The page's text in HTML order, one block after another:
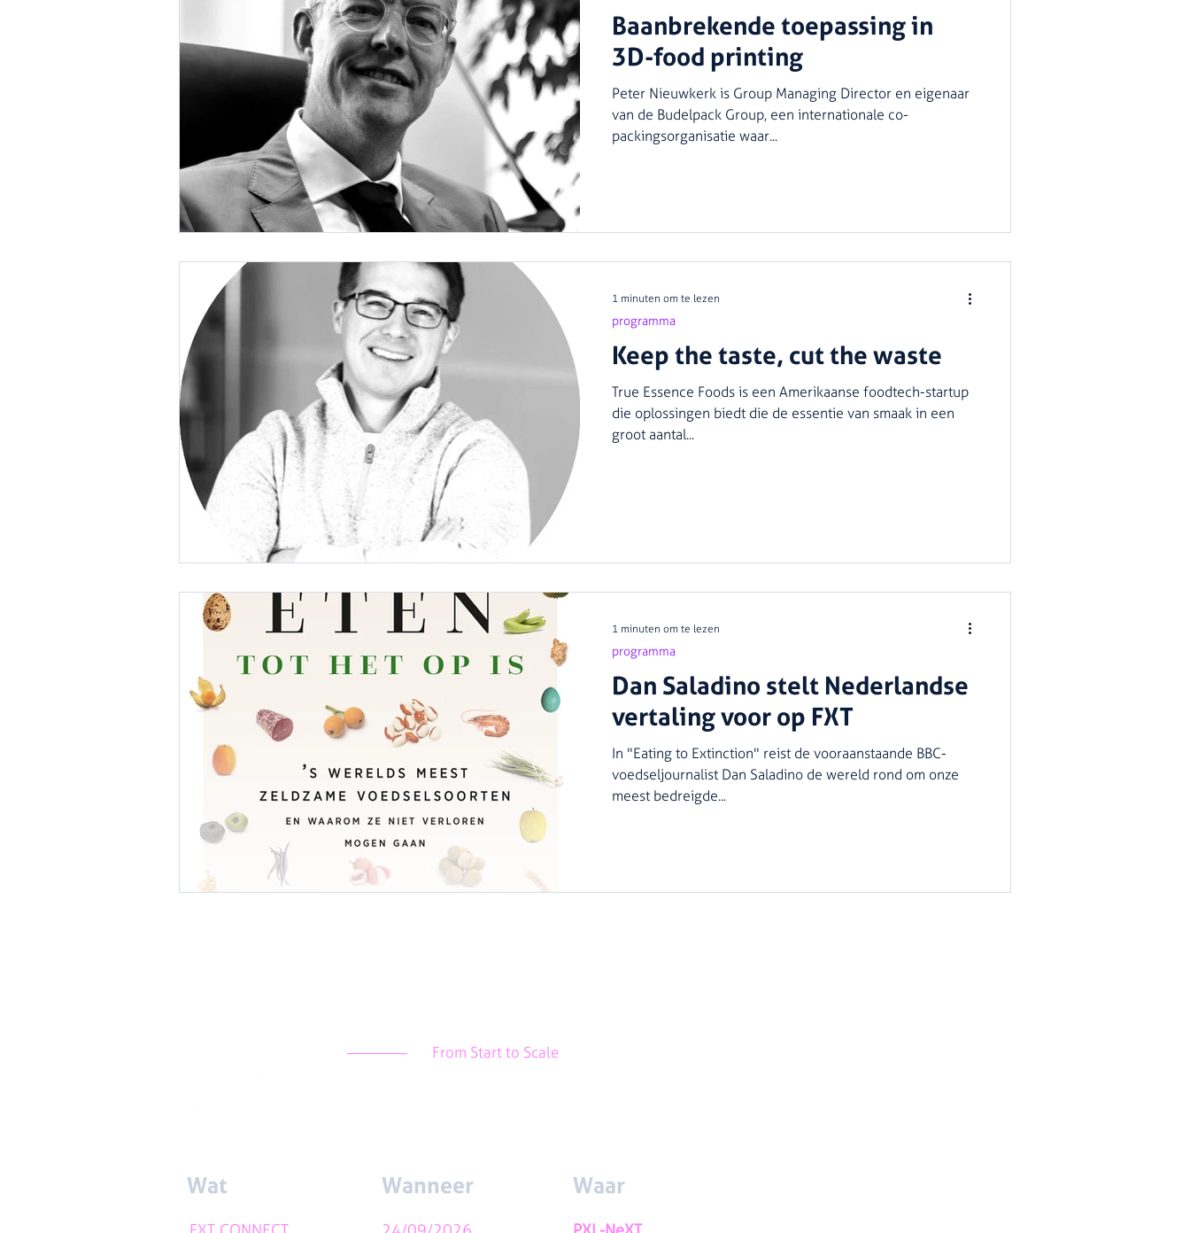
Baanbrekende toepassing in
3D-food printing
Peter Nieuwkerk is Group Managing Director en eigenaar
van de Budelpack Group, een internationale co-
packingsorganisatie waar...
Keep the taste, cut the waste
True Essence Foods is een Amerikaanse foodtech-startup
die oplossingen biedt die de essentie van smaak in een
groot aantal...
programma
1 minuten om te lezen
Dan Saladino stelt Nederlandse
vertaling voor op FXT
In "Eating to Extinction" reist de vooraanstaande BBC-
voedseljournalist Dan Saladino de wereld rond om onze
meest bedreigde...
programma
1 minuten om te lezen
From Start to Scale
Wat Wanneer Waar